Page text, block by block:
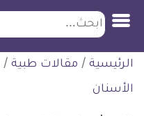
التخطي
للمحتوى
ابحث
الرئيسية / مقالات طبية /
الأسنان